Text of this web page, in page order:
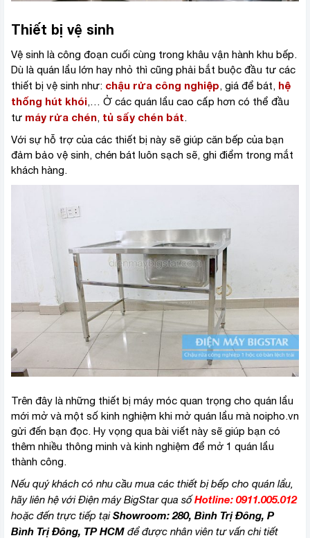
Thiết bị vệ sinh
Vệ sinh là công đoạn cuối cùng trong khâu vận hành khu bếp.
Dù là quán lẩu lớn hay nhỏ thì cũng phải bắt buộc đầu tư các
thiết bị vệ sinh như: chậu rửa công nghiệp, giá để bát, hệ
thống hút khói,… Ở các quán lẩu cao cấp hơn có thể đầu
tư máy rửa chén, tủ sấy chén bát.
Với sự hỗ trợ của các thiết bị này sẽ giúp căn bếp của bạn
đảm bảo vệ sinh, chén bát luôn sạch sẽ, ghi điểm trong mắt
khách hàng.
Trên đây là những thiết bị máy móc quan trọng cho quán lẩu
mới mở và một số kinh nghiệm khi mở quán lẩu mà noipho.vn
gửi đến bạn đọc. Hy vọng qua bài viết này sẽ giúp bạn có
thêm nhiều thông minh và kinh nghiệm để mở 1 quán lẩu
thành công.
Nếu quý khách có nhu cầu mua các thiết bị bếp cho quán lẩu,
hãy liên hệ với Điện máy BigStar qua sốHotline: 0911.005.012
hoặc đến trực tiếp tạiShowroom: 280, Bình Trị Đông, P
Bình Trị Đông, TP HCM để được nhân viên tư vấn chi tiết